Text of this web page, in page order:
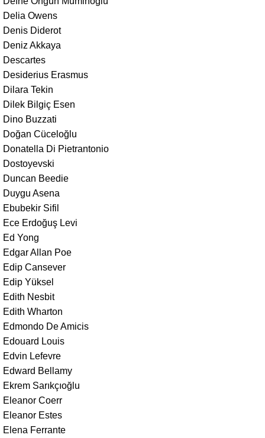
Delia Owens
Denis Diderot
Deniz Akkaya
Descartes
Desiderius Erasmus
Dilara Tekin
Dilek Bilgiç Esen
Dino Buzzati
Doğan Cüceloğlu
Donatella Di Pietrantonio
Dostoyevski
Duncan Beedie
Duygu Asena
Ebubekir Sifil
Ece Erdoğuş Levi
Ed Yong
Edgar Allan Poe
Edip Cansever
Edip Yüksel
Edith Nesbit
Edith Wharton
Edmondo De Amicis
Edouard Louis
Edvin Lefevre
Edward Bellamy
Ekrem Sarıkçıoğlu
Eleanor Coerr
Eleanor Estes
Elena Ferrante